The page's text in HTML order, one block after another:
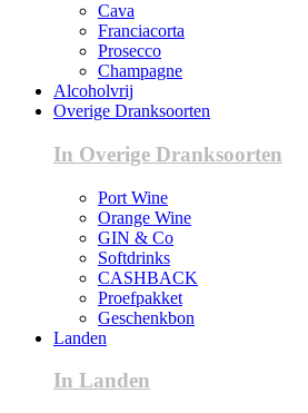
Cava
Franciacorta
Prosecco
Champagne
Alcoholvrij
Overige Dranksoorten
In Overige Dranksoorten
Port Wine
Orange Wine
GIN & Co
Softdrinks
CASHBACK
Proefpakket
Geschenkbon
Landen
In Landen